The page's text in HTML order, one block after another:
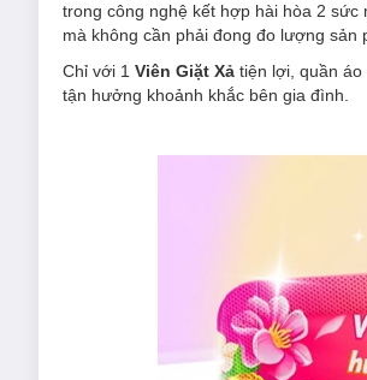
trong công nghệ kết hợp hài hòa 2
mà không cần phải đong đo lượng sản
Chỉ với 1 Viên Giặt Xả tiện lợi, quần
tận hưởng khoảnh khắc bên gia đình.